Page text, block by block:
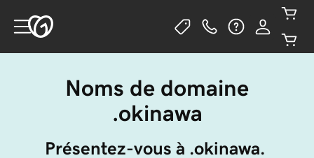
Noms de domaine
.okinawa
Présentez-vous à .okinawa.